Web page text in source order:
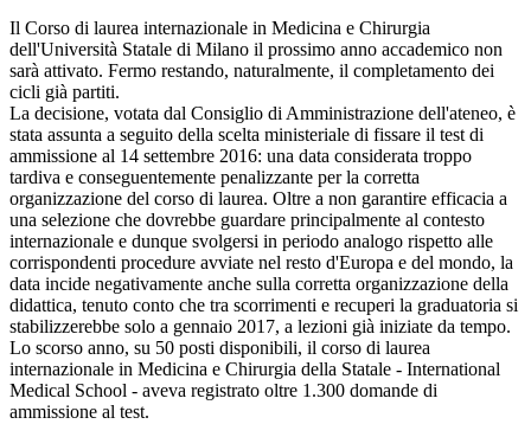
Il Corso di laurea internazionale in Medicina e Chirurgia
dell'Università Statale di Milano il prossimo anno accademico non
sarà attivato. Fermo restando, naturalmente, il completamento dei
cicli già partiti.
La decisione, votata dal Consiglio di Amministrazione dell'ateneo, è
stata assunta a seguito della scelta ministeriale di fissare il test di
ammissione al 14 settembre 2016: una data considerata troppo
tardiva e conseguentemente penalizzante per la corretta
organizzazione del corso di laurea. Oltre a non garantire efficacia a
una selezione che dovrebbe guardare principalmente al contesto
internazionale e dunque svolgersi in periodo analogo rispetto alle
corrispondenti procedure avviate nel resto d'Europa e del mondo, la
data incide negativamente anche sulla corretta organizzazione della
didattica, tenuto conto che tra scorrimenti e recuperi la graduatoria si
stabilizzerebbe solo a gennaio 2017, a lezioni già iniziate da tempo.
Lo scorso anno, su 50 posti disponibili, il corso di laurea
internazionale in Medicina e Chirurgia della Statale - International
Medical School - aveva registrato oltre 1.300 domande di
ammissione al test.